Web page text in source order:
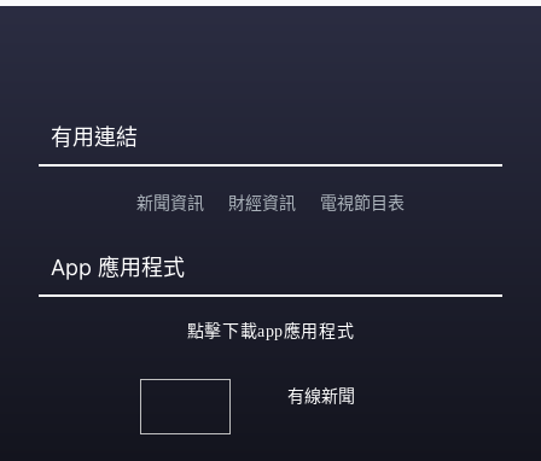
有用連結
新聞資訊 財經資訊 電視節目表
App 應用程式
點擊下載app應用程式
有線新聞